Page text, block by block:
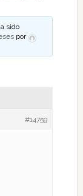
sido
por
#14759